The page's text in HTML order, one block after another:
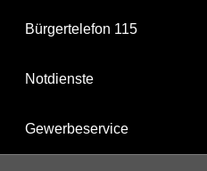
Bürgertelefon 115
Notdienste
Gewerbeservice